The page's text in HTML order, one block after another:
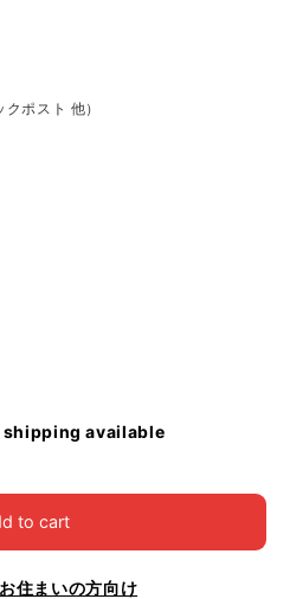
ポスト 他）
available
to cart
住まいの方向け